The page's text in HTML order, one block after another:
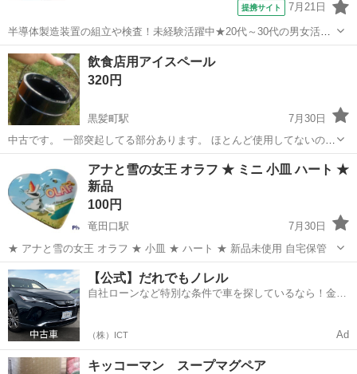
提携サイト 7月21日
半導体製造装置の組立や検査！未経験活躍中★20代～30代の男女活躍
中★ワンルーム寮完備！赴任旅費会社負担！マイカー通勤OK！無料駐
車場あり！正社員登用あり！《熊本県菊池郡大津町》 人気の工場のお
仕事 ◇半導体製造装置の組立...
熊本 その他
飲食店用アイスペール
320円
黒髪町駅
7月30日
中古です。 一部突起してる部分あります。 ほとんど使用してないので
きれいです。
黒髪町駅 食器 アイスペール
アナと雪の女王 オラフ ★ ミニ 小皿 ハート ★
新品
100円
竜田口駅
7月30日
★ アナと雪の女王 オラフ ★ 小皿 ★ ハート ★ 新品未使用 自宅保管
熊本 熊本市 竜田口駅 食器
【公式】だれでもノレル
自社ローンなど特別な条件で車を探しているなら！金利
（株）ICT Ad
キッコーマン スープマグペア